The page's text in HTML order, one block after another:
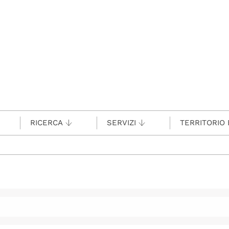
RICERCA SERVIZI TERRITORIO